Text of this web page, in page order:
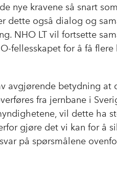
nye kravene så snart
dette også dialog og
NHO LT vil fortsette
fellesskapet for å få
avgjørende betydning at
fra jernbane i
vil dette ha
gjøre det vi kan for å
på spørsmålene